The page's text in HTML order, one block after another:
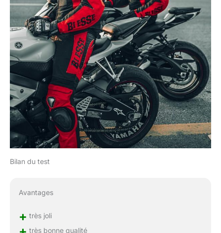
Bilan du test
Avantages
+ très joli
très bonne qualité